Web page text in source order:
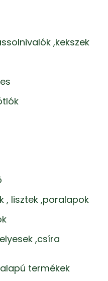
,kekszek
, lisztek ,poralapok
,csíra
termékek